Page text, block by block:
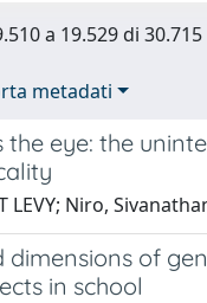
a 19.529 di 30.715
metadati
the eye: the
LEVY; Niro,
dimensions of
in school